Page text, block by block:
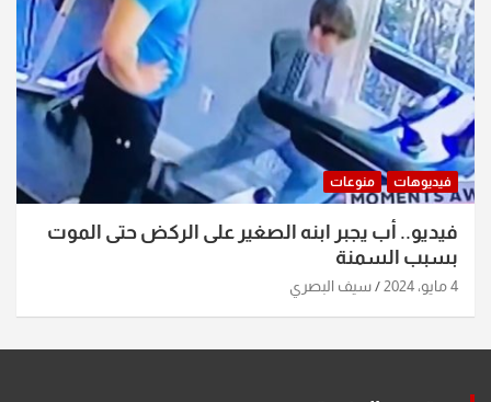
فيديوهات منوعات
فيديو.. أب يجبر ابنه الصغير على الركض حتى الموت
بسبب السمنة
4 مايو، 2024 سيف البصري